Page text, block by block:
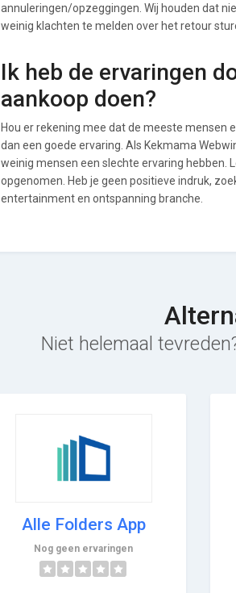
annuleringen/opzeggingen. Wij houden dat
weinig klachten te melden over het retour
Ik heb de ervaringen
aankoop doen?
Hou er rekening mee dat de meeste mensen
dan een goede ervaring. Als Kekmama
weinig mensen een slechte ervaring hebben.
opgenomen. Heb je geen positieve indruk,
entertainment en ontspanning branche.
Niet helemaal
Alle Folders App
Nog geen ervaringen